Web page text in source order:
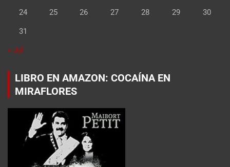
24 25 26 27 28 29 30
31
« Jul
LIBRO EN AMAZON: COCAÍNA EN
MIRAFLORES